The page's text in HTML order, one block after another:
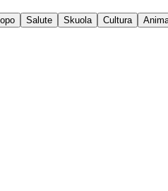
Salute Skuola Cultura